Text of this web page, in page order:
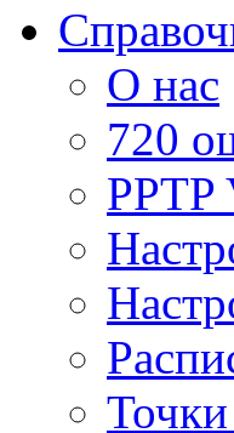
О нас
720
PPTP